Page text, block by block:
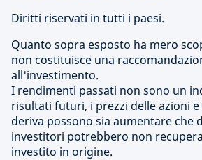
Diritti riservati in tutti i paesi.
Quanto sopra esposto ha mero
non costituisce una
all'investimento.
I rendimenti passati non sono un
risultati futuri, i prezzi delle azioni
deriva possono sia aumentare che
investitori potrebbero non
investito in origine.